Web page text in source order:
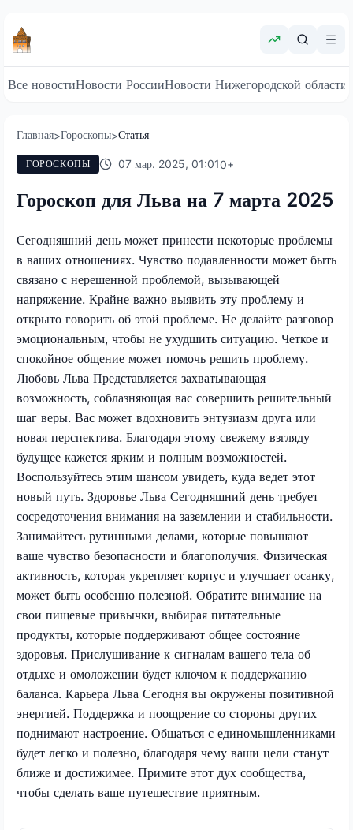
Все новостиНовости РоссииНовости Нижегородской области
Главная>Гороскопы>Статья
ГОРОСКОПЫ 07 мар. 2025, 01:010+
Гороскоп для Льва на 7 марта 2025
Сегодняшний день может принести некоторые проблемы
в ваших отношениях. Чувство подавленности может быть
связано с нерешенной проблемой, вызывающей
напряжение. Крайне важно выявить эту проблему и
открыто говорить об этой проблеме. Не делайте разговор
эмоциональным, чтобы не ухудшить ситуацию. Четкое и
спокойное общение может помочь решить проблему.
Любовь Льва Представляется захватывающая
возможность, соблазняющая вас совершить решительный
шаг веры. Вас может вдохновить энтузиазм друга или
новая перспектива. Благодаря этому свежему взгляду
будущее кажется ярким и полным возможностей.
Воспользуйтесь этим шансом увидеть, куда ведет этот
новый путь. Здоровье Льва Сегодняшний день требует
сосредоточения внимания на заземлении и стабильности.
Занимайтесь рутинными делами, которые повышают
ваше чувство безопасности и благополучия. Физическая
активность, которая укрепляет корпус и улучшает осанку,
может быть особенно полезной. Обратите внимание на
свои пищевые привычки, выбирая питательные
продукты, которые поддерживают общее состояние
здоровья. Прислушивание к сигналам вашего тела об
отдыхе и омоложении будет ключом к поддержанию
баланса. Карьера Льва Сегодня вы окружены позитивной
энергией. Поддержка и поощрение со стороны других
поднимают настроение. Общаться с единомышленниками
будет легко и полезно, благодаря чему ваши цели станут
ближе и достижимее. Примите этот дух сообщества,
чтобы сделать ваше путешествие приятным.